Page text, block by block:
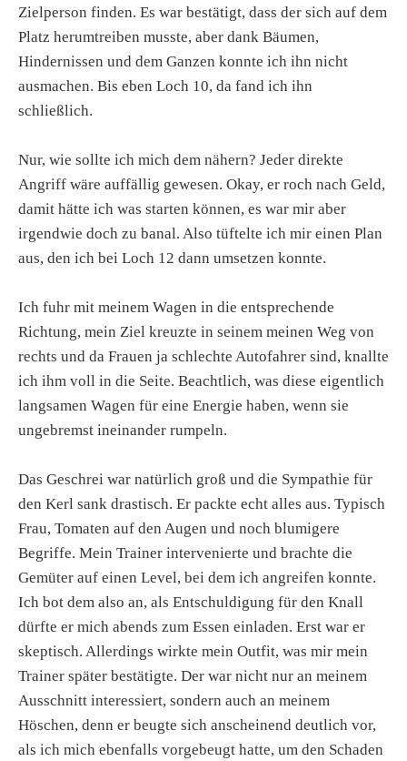
Zielperson finden. Es war bestätigt, dass der sich auf dem
Platz herumtreiben musste, aber dank Bäumen,
Hindernissen und dem Ganzen konnte ich ihn nicht
ausmachen. Bis eben Loch 10, da fand ich ihn
schließlich.
Nur, wie sollte ich mich dem nähern? Jeder direkte
Angriff wäre auffällig gewesen. Okay, er roch nach Geld,
damit hätte ich was starten können, es war mir aber
irgendwie doch zu banal. Also tüftelte ich mir einen Plan
aus, den ich bei Loch 12 dann umsetzen konnte.
Ich fuhr mit meinem Wagen in die entsprechende
Richtung, mein Ziel kreuzte in seinem meinen Weg von
rechts und da Frauen ja schlechte Autofahrer sind, knallte
ich ihm voll in die Seite. Beachtlich, was diese eigentlich
langsamen Wagen für eine Energie haben, wenn sie
ungebremst ineinander rumpeln.
Das Geschrei war natürlich groß und die Sympathie für
den Kerl sank drastisch. Er packte echt alles aus. Typisch
Frau, Tomaten auf den Augen und noch blumigere
Begriffe. Mein Trainer intervenierte und brachte die
Gemüter auf einen Level, bei dem ich angreifen konnte.
Ich bot dem also an, als Entschuldigung für den Knall
dürfte er mich abends zum Essen einladen. Erst war er
skeptisch. Allerdings wirkte mein Outfit, was mir mein
Trainer später bestätigte. Der war nicht nur an meinem
Ausschnitt interessiert, sondern auch an meinem
Höschen, denn er beugte sich anscheinend deutlich vor,
als ich mich ebenfalls vorgebeugt hatte, um den Schaden